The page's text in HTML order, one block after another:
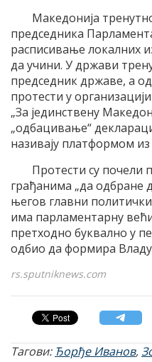
Македонија
председника
расписивање локалних
да учини. У држави
председник државе, а
протести у
„За јединствену
„одбацивање“
називају платформом
Протести су почели
грађанима „да одбране
његов главни
има парламентарну
претходно буквално у
одбио да формира Владу
rs.sputniknews.com
Тагови: Ђорђе Иванов,